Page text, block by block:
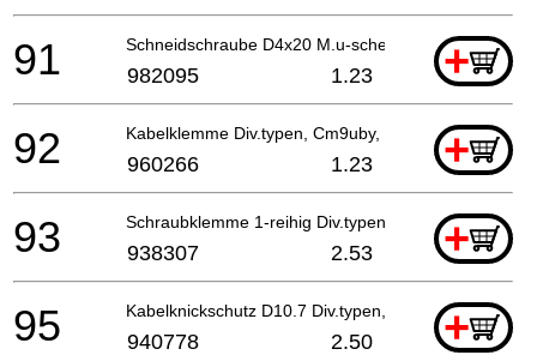
Schneidschraube D4x20 M.u-scheibe +
91 982095 1.23
Kabelklemme Div.typen, Cm9uby, G23ss +
92 960266 1.23
Schraubklemme 1-reihig Div.typen Till 10.1999 For
+
93 938307 2.53
Kabelknickschutz D10.7 Div.typen, Cm9by, H41mb, G
+
95 940778 2.50